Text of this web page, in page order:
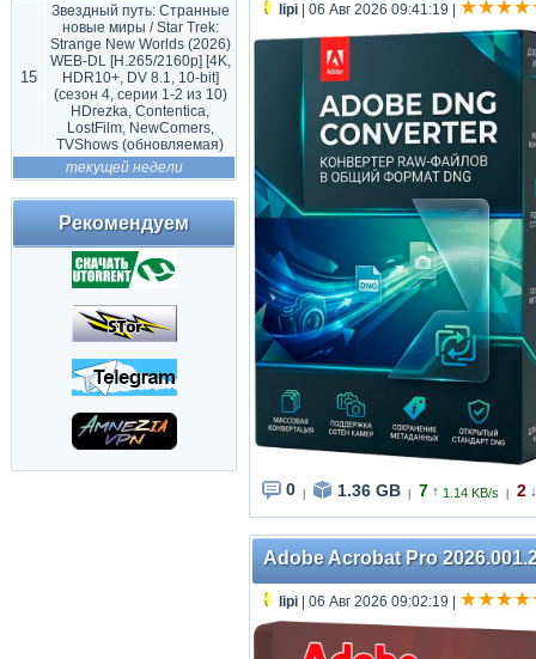
15
Звездный путь: Странные
новые миры / Star Trek:
Strange New Worlds (2026)
WEB-DL [H.265/2160p] [4K,
HDR10+, DV 8.1, 10-bit]
(сезон 4, серии 1-2 из 10)
HDrezka, Contentica,
LostFilm, NewComers,
TVShows (обновляемая)
текущей недели
Рекомендуем
lipi | 06 Авг 2026 09:41:19
0 1.36 GB 7 ↑ 1.14 KB/s 2 ↓
Adobe Acrobat Pro
lipi | 06 Авг 2026 09:02:19